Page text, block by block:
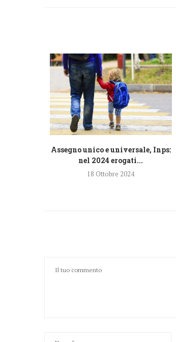
Assegno unico e universale, Inps:
nel 2024 erogati...
18 Ottobre 2024